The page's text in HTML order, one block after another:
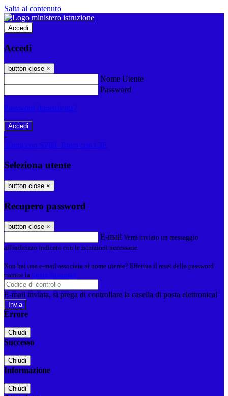
Salta al contenuto
Accedi
Accedi
button close ×
Nome Utente
Password
Password dimenticata?
-
Entra con SPID
Entra con CIE
Seleziona utente
button close ×
Recupero password
button close ×
E-mail Verrà inviato un messaggio
all'indirizzo indicato con le istruzioni necessarie.
Non hai una e-mail associata al nome utente? Effettua il reset della password
tramite la Login Spaggiari
E-mail inviata, si prega di controllare la casella di posta elettronica!
Errore
Chiudi
Successo
Chiudi
Informazione
Chiudi